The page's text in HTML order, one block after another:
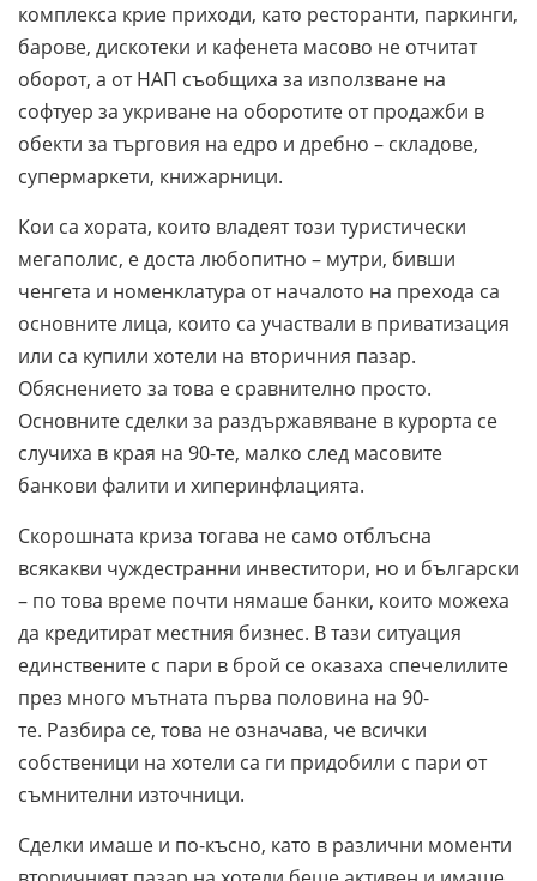
комплекса крие приходи, като ресторанти, паркинги,
барове, дискотеки и кафенета масово не отчитат
оборот, а от НАП съобщиха за използване на
софтуер за укриване на оборотите от продажби в
обекти за търговия на едро и дребно – складове,
супермаркети, книжарници.
Кои са хората, които владеят този туристически
мегаполис, е доста любопитно – мутри, бивши
ченгета и номенклатура от началото на прехода са
основните лица, които са участвали в приватизация
или са купили хотели на вторичния пазар.
Обяснението за това е сравнително просто.
Основните сделки за раздържавяване в курорта се
случиха в края на 90-те, малко след масовите
банкови фалити и хиперинфлацията.
Скорошната криза тогава не само отблъсна
всякакви чуждестранни инвеститори, но и български
– по това време почти нямаше банки, които можеха
да кредитират местния бизнес. В тази ситуация
единствените с пари в брой се оказаха спечелилите
през много мътната първа половина на 90-
те. Разбира се, това не означава, че всички
собственици на хотели са ги придобили с пари от
съмнителни източници.
Сделки имаше и по-късно, като в различни моменти